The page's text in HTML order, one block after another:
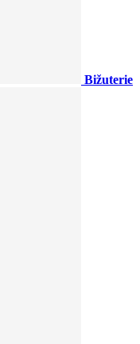
Bižuterie